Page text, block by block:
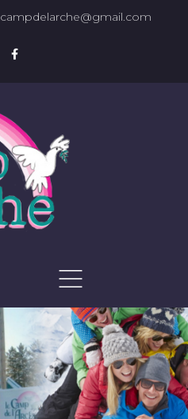
campdelarche@gmail.com
PHOTOS DU DOMAINE